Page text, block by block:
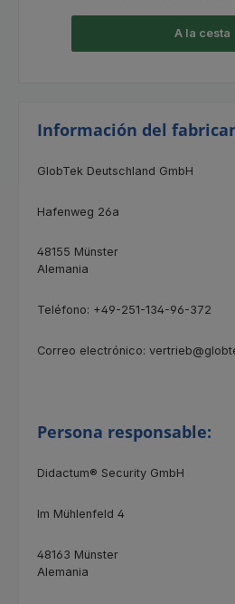
A la cesta
Información del
GlobTek Deutschland GmbH
Hafenweg 26a
48155 Münster
Alemania
Teléfono: +49-251-134-96-372
Correo electrónico:
Persona responsable:
Didactum® Security GmbH
Im Mühlenfeld 4
48163 Münster
Alemania